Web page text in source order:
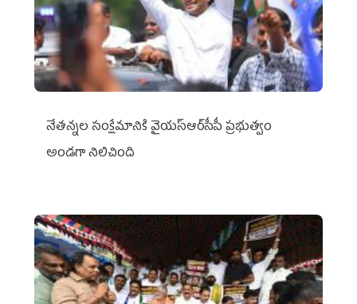
నేతన్నల సంక్షేమానికి వైయ‌స్ఆర్‌సీపీ ప్రభుత్వం
అండగా నిలిచింది